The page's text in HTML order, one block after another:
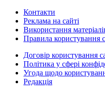
Контакти
Реклама на сайті
Використання
Правила користування
Договір користування
Політика у сфері
Угода щодо
Редакція